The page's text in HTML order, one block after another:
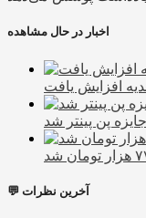
اخبار در حال مشاهده
افزایش یافت
پن پینتر شد
💬 آخرین نظرات